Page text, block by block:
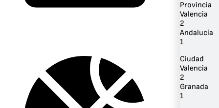
Provincia
Valencia
2
Andalucía
1
Ciudad
Valencia
2
Granada
1